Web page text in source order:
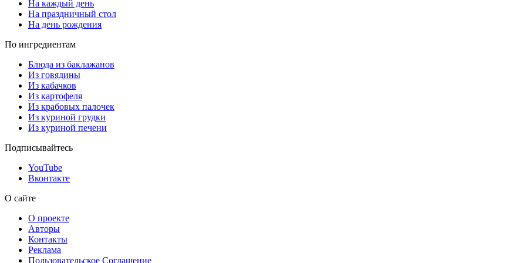
На каждый день
На праздничный стол
На день рождения
По ингредиентам
Блюда из баклажанов
Из говядины
Из кабачков
Из картофеля
Из крабовых палочек
Из куриной грудки
Из куриной печени
Подписывайтесь
YouTube
Вконтакте
О сайте
О проекте
Авторы
Контакты
Реклама
Пользовательское Соглашение